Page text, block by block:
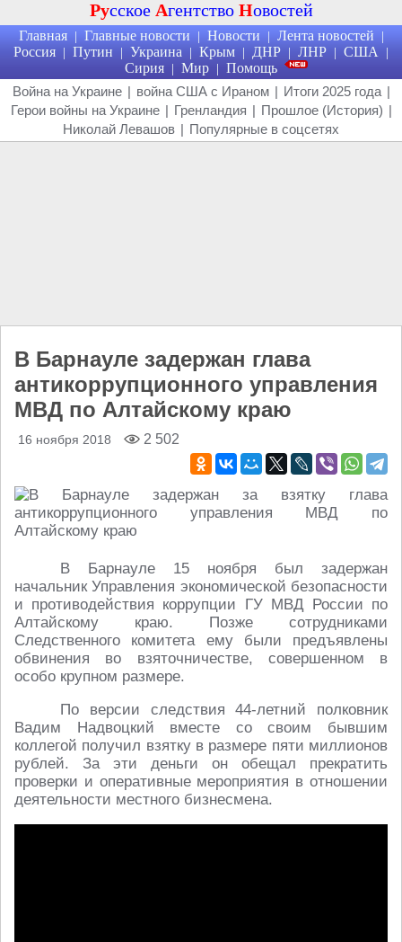
Русское Агентство Новостей
Главная | Главные новости | Новости | Лента новостей |
Россия | Путин | Украина | Крым | ДНР | ЛНР | США |
Сирия | Мир | Помощь
Война на Украине | война США с Ираном | Итоги 2025 года |
Герои войны на Украине | Гренландия | Прошлое (История) |
Николай Левашов | Популярные в соцсетях
В Барнауле задержан глава
антикоррупционного управления
МВД по Алтайскому краю
16 ноября 2018 2 502
В Барнауле 15 ноября был задержан
начальник Управления экономической безопасности
и противодействия коррупции ГУ МВД России по
Алтайскому краю. Позже сотрудниками
Следственного комитета ему были предъявлены
обвинения во взяточничестве, совершенном в
особо крупном размере.
По версии следствия 44-летний полковник
Вадим Надвоцкий вместе со своим бывшим
коллегой получил взятку в размере пяти миллионов
рублей. За эти деньги он обещал прекратить
проверки и оперативные мероприятия в отношении
деятельности местного бизнесмена.